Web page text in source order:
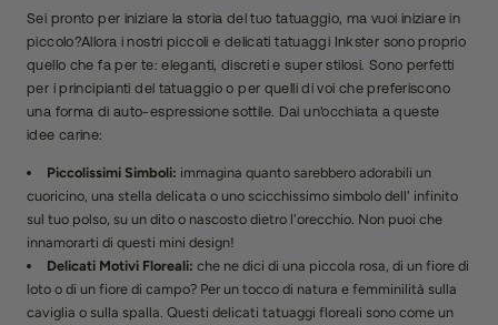
Sei pronto per iniziare la storia del tuo tatuaggio, ma vuoi iniziare in
piccolo?Allora i nostri piccoli e delicati tatuaggi Inkster sono proprio
quello che fa per te: eleganti, discreti e super stilosi. Sono perfetti
per i principianti del tatuaggio o per quelli di voi che preferiscono
una forma di auto-espressione sottile. Dai un'occhiata a queste
idee carine:
Piccolissimi Simboli: immagina quanto sarebbero adorabili un
cuoricino, una stella delicata o uno scicchissimo simbolo dell' infinito
sul tuo polso, su un dito o nascosto dietro l'orecchio. Non puoi che
innamorarti di questi mini design!
Delicati Motivi Floreali: che ne dici di una piccola rosa, di un fiore di
loto o di un fiore di campo? Per un tocco di natura e femminilità sulla
caviglia o sulla spalla. Questi delicati tatuaggi floreali sono come un